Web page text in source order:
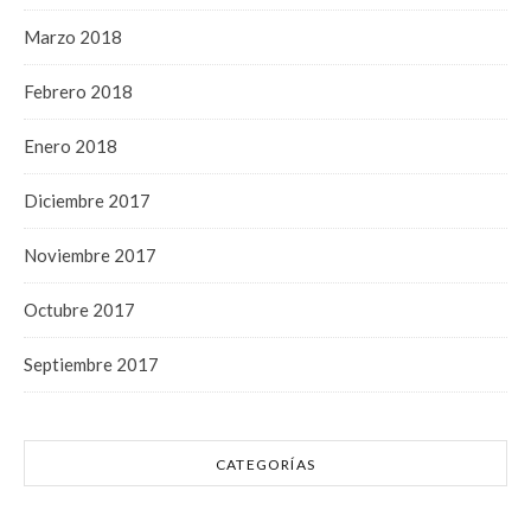
Marzo 2018
Febrero 2018
Enero 2018
Diciembre 2017
Noviembre 2017
Octubre 2017
Septiembre 2017
CATEGORÍAS